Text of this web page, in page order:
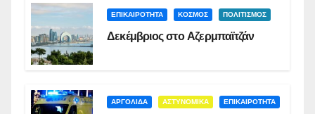
ΕΠΙΚΑΙΡΟΤΗΤΑ ΚΟΣΜΟΣ ΠΟΛΙΤΙΣΜΟΣ
Δεκέμβριος στο Αζερμπαϊτζάν
ΑΡΓΟΛΙΔΑ ΑΣΤΥΝΟΜΙΚΑ ΕΠΙΚΑΙΡΟΤΗΤΑ